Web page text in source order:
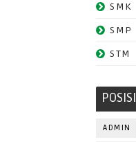
SMK
SMP
STM
POSISI
ADMIN